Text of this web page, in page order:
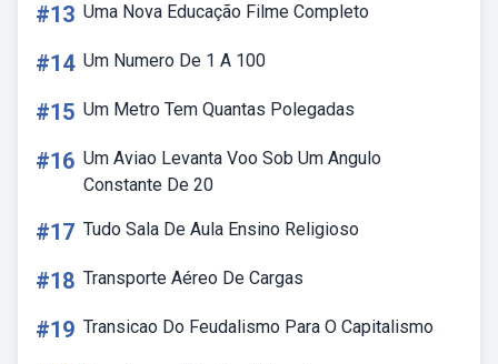
#13 Uma Nova Educação Filme Completo
#14 Um Numero De 1 A 100
#15 Um Metro Tem Quantas Polegadas
#16 Um Aviao Levanta Voo Sob Um Angulo
Constante De 20
#17 Tudo Sala De Aula Ensino Religioso
#18 Transporte Aéreo De Cargas
#19 Transicao Do Feudalismo Para O Capitalismo